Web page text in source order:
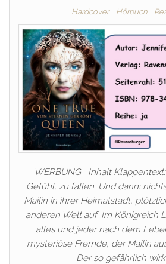
Hardcover Hörbuch
WERBUNG Inhalt
Gefühl, zu fallen. Und dann:
Mailin in ihrer Heimatstadt,
anderen Welt auf. Im Königreich
alles und jeder nach dem
mysteriöse Fremde, der Mailin
Der so gefährlich